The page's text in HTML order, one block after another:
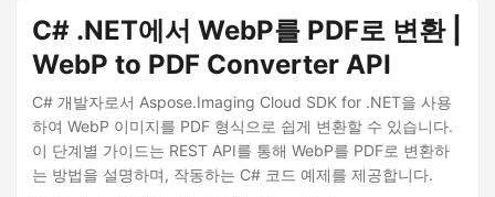
C# .NET에서 WebP를 PDF로 변환 |
WebP to PDF Converter API
C# 개발자로서 Aspose.Imaging Cloud SDK for .NET을 사용
하여 WebP 이미지를 PDF 형식으로 쉽게 변환할 수 있습니다.
이 단계별 가이드는 REST API를 통해 WebP를 PDF로 변환하
는 방법을 설명하며, 작동하는 C# 코드 예제를 제공합니다.